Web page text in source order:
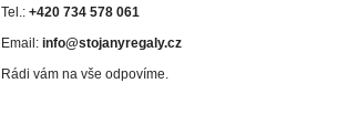
Tel.:+420 734 578 061
Email:info@stojanyregaly.cz
Rádi vám na vše odpovíme.